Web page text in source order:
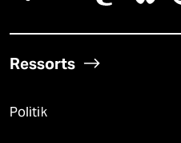
Ressorts
Politik